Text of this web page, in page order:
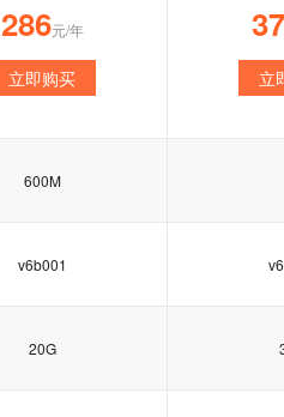
286元/年
立即购买 立
600M
v6b001
20G